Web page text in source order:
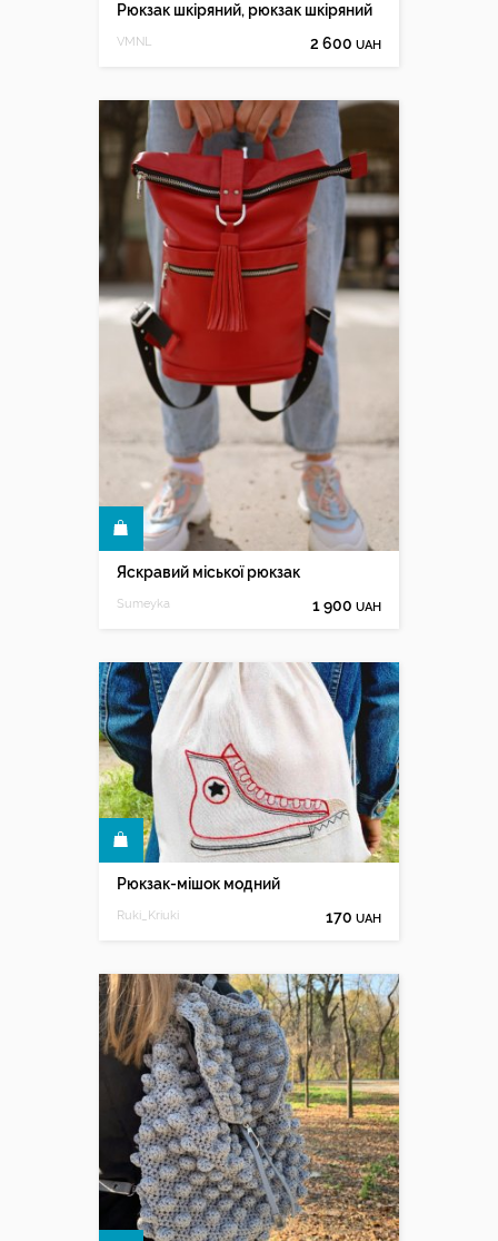
Рюкзак шкіряний, рюкзак шкіряний
VMNL 2 600 UAH
Яскравий міської рюкзак
Sumeyka 1 900 UAH
Рюкзак-мішок модний
Ruki_Kriuki 170 UAH